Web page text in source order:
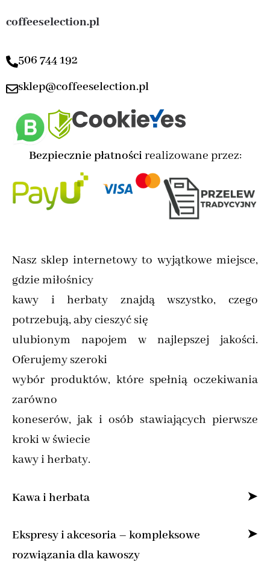
coffeeselection.pl
506 744 192
sklep@coffeeselection.pl
Bezpiecznie płatnościrealizowane przez:
Nasz sklep internetowy to wyjątkowe miejsce,
gdzie miłośnicy
kawy i herbaty znajdą wszystko, czego
potrzebują, aby cieszyć się
ulubionym napojem w najlepszej jakości.
Oferujemy szeroki
wybór produktów, które spełnią oczekiwania
zarówno
koneserów, jak i osób stawiających pierwsze
kroki w świecie
kawy i herbaty.
Kawa i herbata
Specjalizujemy się w sprzedaży kawy ziarnistej
i mielonej online,
Ekspresy i akcesoria – kompleksowe
rozwiązania dla kawoszy